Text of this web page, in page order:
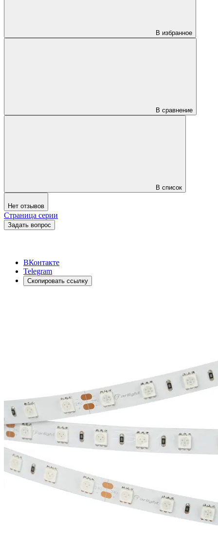
В избранное
В сравнение
В список
Нет отзывов
Страница серии
Задать вопрос
ВКонтакте
Telegram
Скопировать ссылку